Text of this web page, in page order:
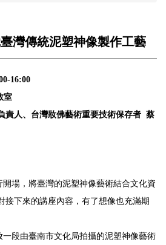
灣傳統泥塑神像製作工藝
16:00
室
責人、台灣妝佛藝術重要技術保存者 蔡
場，將臺灣的泥塑神像藝術結合文化資
接下來的講座內容，有了想像也充滿期
段由臺南市文化局拍攝的泥塑神像藝術